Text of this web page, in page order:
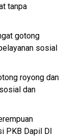
tanpa
gotong
sosial
royong dan
dan
PKB Dapil DI